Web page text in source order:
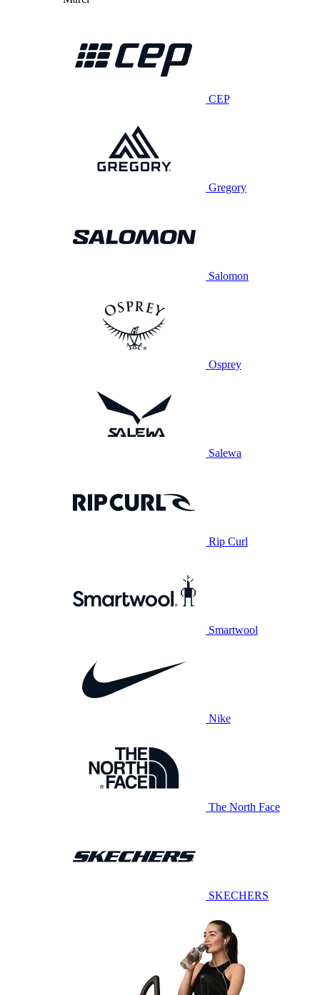
CEP
Gregory
Salomon
Osprey
Salewa
Rip Curl
Smartwool
Nike
The North Face
SKECHERS